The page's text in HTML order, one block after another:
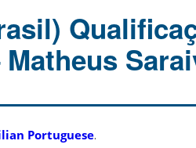
Portuguese.